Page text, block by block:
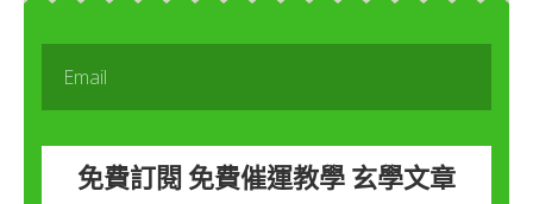
免費訂閱 免費催運教學 玄學文章